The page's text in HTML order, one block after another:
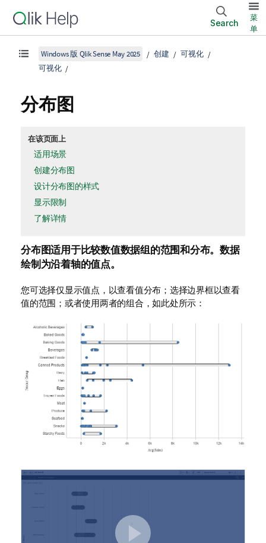
Search
菜
单
Windows 版 Qlik Sense May 2025 创建
可视化
可视化
分布图
在该页面上
适用场景
创建分布图
设计分布图的样式
显示限制
了解详情
分布图适用于比较数值数据组的范围和分布。数据
绘制为沿着轴的值点。
您可选择仅显示值点，以查看值分布；选择边界框以查看
值的范围；或者使用两者的组合，如此处所示：